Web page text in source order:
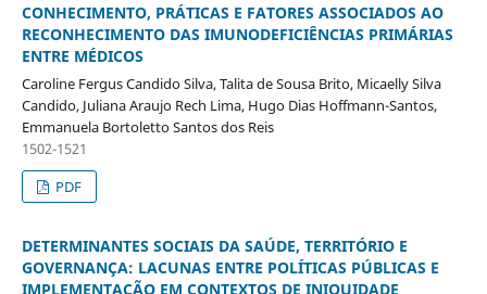
CONHECIMENTO, PRÁTICAS E FATORES ASSOCIADOS AO
RECONHECIMENTO DAS IMUNODEFICIÊNCIAS PRIMÁRIAS
ENTRE MÉDICOS
Caroline Fergus Candido Silva, Talita de Sousa Brito, Micaelly Silva
Candido, Juliana Araujo Rech Lima, Hugo Dias Hoffmann-Santos,
Emmanuela Bortoletto Santos dos Reis
1502-1521
PDF
DETERMINANTES SOCIAIS DA SAÚDE, TERRITÓRIO E
GOVERNANÇA: LACUNAS ENTRE POLÍTICAS PÚBLICAS E
IMPLEMENTAÇÃO EM CONTEXTOS DE INIQUIDADE